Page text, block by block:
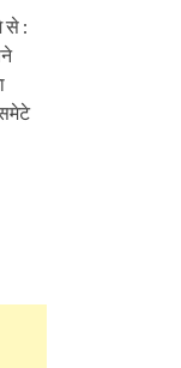
से :